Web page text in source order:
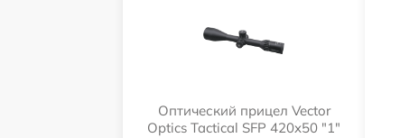
Оптический прицел Vector
Optics Tactical SFP 420x50 "1"